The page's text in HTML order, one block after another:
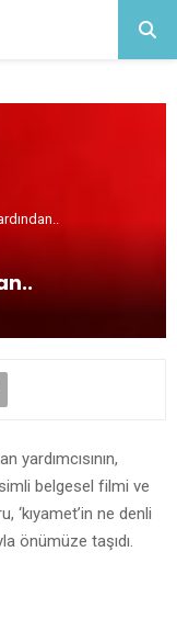
yardımcısının,
belgesel filmi ve
‘kıyamet’in ne denli
önümüze taşıdı.